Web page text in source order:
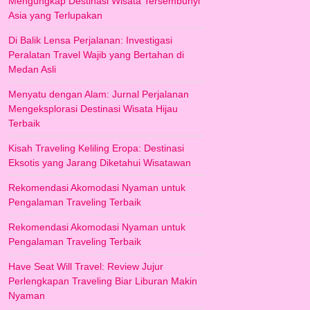
Asia yang Terlupakan
Di Balik Lensa Perjalanan: Investigasi
Peralatan Travel Wajib yang Bertahan di
Medan Asli
Menyatu dengan Alam: Jurnal Perjalanan
Mengeksplorasi Destinasi Wisata Hijau
Terbaik
Kisah Traveling Keliling Eropa: Destinasi
Eksotis yang Jarang Diketahui Wisatawan
Rekomendasi Akomodasi Nyaman untuk
Pengalaman Traveling Terbaik
Rekomendasi Akomodasi Nyaman untuk
Pengalaman Traveling Terbaik
Have Seat Will Travel: Review Jujur
Perlengkapan Traveling Biar Liburan Makin
Nyaman